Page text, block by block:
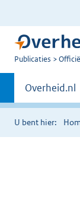
U
Publicaties
Primaire
navigatie
Andere
sites
binnen
Overheid.nl
U bent hier: